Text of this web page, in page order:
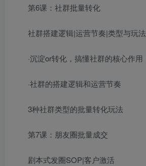
第6课：社群批量转化
社群搭建逻辑|运营节奏|类型与玩法
·沉淀or转化，搞懂社群的核心作用
·社群的搭建逻辑和运营节奏
3种社群类型的批量转化玩法
第7课：朋友圈批量成交
剧本式发圈SOP|客户激活